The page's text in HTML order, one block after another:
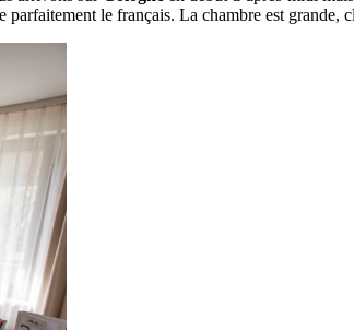
parfaitement le français. La chambre est